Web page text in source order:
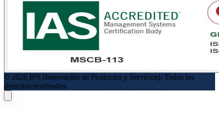
© 2026 IPS (Innovación de Productos y Servicios). Todos los
derechos reservados.